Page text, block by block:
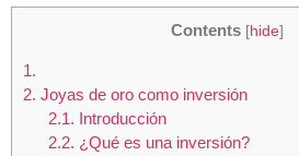
Contents [hide]
1.
2. Joyas de oro como inversión
2.1. Introducción
2.2. ¿Qué es una inversión?